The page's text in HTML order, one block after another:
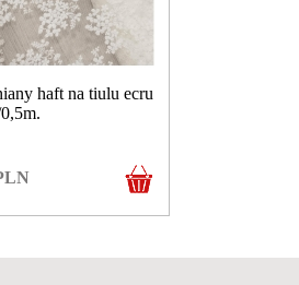
haft na tiulu ecru